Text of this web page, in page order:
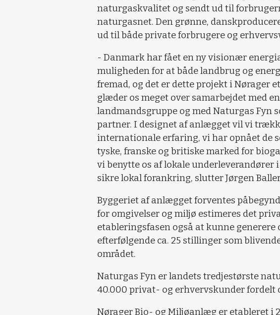
naturgaskvalitet og sendt ud til
naturgasnet. Den grønne,
ud til både private forbrugere og
- Danmark har fået en ny visionær
muligheden for at både landbrug og
fremad, og det er dette projekt i Nørager
glæder os meget over samarbejdet med
landmandsgruppe og med Naturgas Fyn
partner. I designet af anlægget vil vi
internationale erfaring, vi har opnået de
tyske, franske og britiske marked for
vi benytte os af lokale
sikre lokal forankring, slutter Jørgen
Byggeriet af anlægget forventes
for omgivelser og miljø estimeres det
etableringsfasen også at kunne generere
efterfølgende ca. 25 stillinger som
området.
Naturgas Fyn er landets tredjestørste
40.000 privat- og erhvervskunder fordelt
Nørager Bio- og Miljøanlæg er etableret i